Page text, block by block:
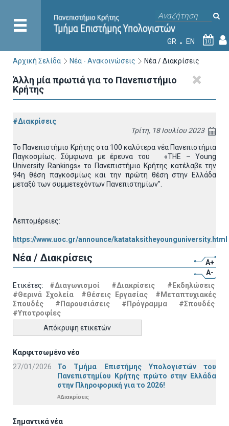
GR EN 10
Αρχική Σελίδα Νέα - Ανακοινώσεις Νέα / Διακρίσεις
Άλλη μία πρωτιά για το Πανεπιστήμιο
Κρήτης
#Διακρίσεις
Τρίτη, 18 Ιουλίου 2023
Το Πανεπιστήμιο Κρήτης στα 100 καλύτερα νέα Πανεπιστήμια
Παγκοσμίως. Σύμφωνα με έρευνα του «THE – Young
University Rankings» το Πανεπιστήμιο Κρήτης κατέλαβε την
94η θέση παγκοσμίως και την πρώτη θέση στην Ελλάδα
μεταξύ των συμμετεχόντων Πανεπιστημίων".
Λεπτομέρειες:
https://www.uoc.gr/announce/katataksitheyounguniversity.html
Νέα / Διακρίσεις
A+
A-
Ετικέτες: #Διαγωνισμοί #Διακρίσεις
#Εκδηλώσεις
#Θερινά Σχολεία
#Θέσεις Εργασίας
#Μεταπτυχιακές
Σπουδές
#Παρουσιάσεις #Πρόγραμμα
#Σπουδές
#Υποτροφίες
Απόκρυψη ετικετών
Καρφιτσωμένο νέο
27/01/2026
Το Τμήμα Επιστήμης Υπολογιστών του
Πανεπιστημίου Κρήτης πρώτο στην Ελλάδα
στην Πληροφορική για το 2026!
#Διακρίσεις
Σημαντικά νέα